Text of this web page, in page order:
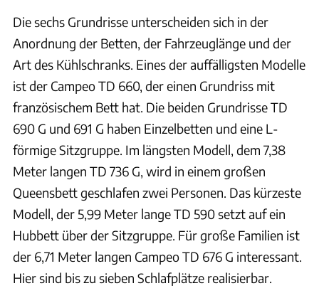
Die sechs Grundrisse unterscheiden sich in der
Anordnung der Betten, der Fahrzeuglänge und der
Art des Kühlschranks. Eines der auffälligsten Modelle
ist der Campeo TD 660, der einen Grundriss mit
französischem Bett hat. Die beiden Grundrisse TD
690 G und 691 G haben Einzelbetten und eine L-
förmige Sitzgruppe. Im längsten Modell, dem 7,38
Meter langen TD 736 G, wird in einem großen
Queensbett geschlafen zwei Personen. Das kürzeste
Modell, der 5,99 Meter lange TD 590 setzt auf ein
Hubbett über der Sitzgruppe. Für große Familien ist
der 6,71 Meter langen Campeo TD 676 G interessant.
Hier sind bis zu sieben Schlafplätze realisierbar.